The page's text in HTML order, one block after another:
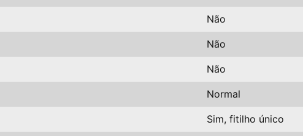
Não
Não
Não
Normal
Sim, fitilho único